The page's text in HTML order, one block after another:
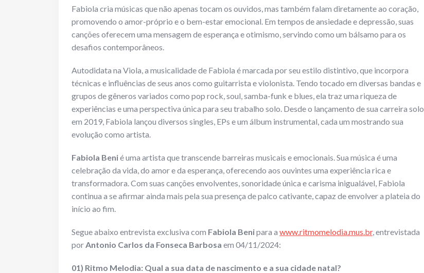
Fabiola cria músicas que não apenas tocam os ouvidos, mas também falam diretamente ao coração,
promovendo o amor-próprio e o bem-estar emocional. Em tempos de ansiedade e depressão, suas
canções oferecem uma mensagem de esperança e otimismo, servindo como um bálsamo para os
desafios contemporâneos.
Autodidata na Viola, a musicalidade de Fabiola é marcada por seu estilo distintivo, que incorpora
técnicas e influências de seus anos como guitarrista e violonista. Tendo tocado em diversas bandas e
grupos de gêneros variados como pop rock, soul, samba-funk e blues, ela traz uma riqueza de
experiências e uma perspectiva única para seu trabalho solo. Desde o lançamento de sua carreira solo
em 2019, Fabiola lançou diversos singles, EPs e um álbum instrumental, cada um mostrando sua
evolução como artista.
Fabiola Benié uma artista que transcende barreiras musicais e emocionais. Sua música é uma
celebração da vida, do amor e da esperança, oferecendo aos ouvintes uma experiência rica e
transformadora. Com suas canções envolventes, sonoridade única e carisma inigualável, Fabiola
continua a se afirmar ainda mais pela sua presença de palco cativante, capaz de envolver a plateia do
início ao fim.
Segue abaixo entrevista exclusiva com Fabiola Benipara a www.ritmomelodia.mus.br, entrevistada
por Antonio Carlos da Fonseca Barbosa em 04/11/2024:
01) Ritmo Melodia: Qual a sua data de nascimento e a sua cidade natal?